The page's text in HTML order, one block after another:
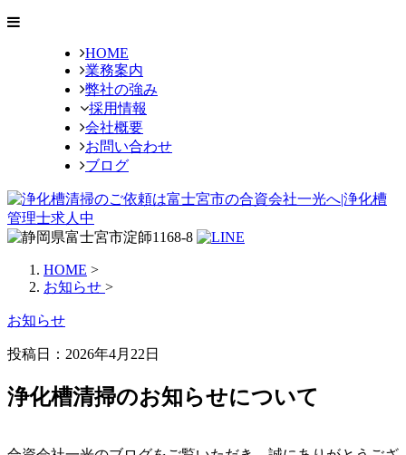
HOME
業務案内
弊社の強み
採用情報
会社概要
お問い合わせ
ブログ
HOME >
お知らせ >
お知らせ
投稿日：2026年4月22日
浄化槽清掃のお知らせについて